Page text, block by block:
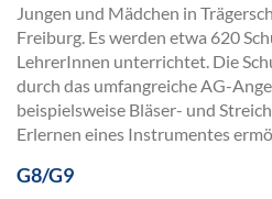
Jungen und Mädchen in
Freiburg. Es werden etwa 620
LehrerInnen unterrichtet. Die
durch das umfangreiche AG-
beispielsweise Bläser- und
Erlernen eines Instrumentes
G8/G9